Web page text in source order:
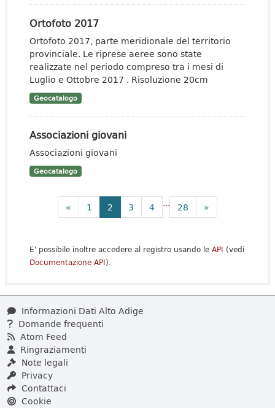
Ortofoto 2017
Ortofoto 2017, parte meridionale del territorio
provinciale. Le riprese aeree sono state
realizzate nel periodo compreso tra i mesi di
Luglio e Ottobre 2017 . Risoluzione 20cm
Geocatalogo
Associazioni giovani
Associazioni giovani
Geocatalogo
« 1 2 3 4 ... 28 »
E' possibile inoltre accedere al registro usando le API (vedi
Documentazione API).
Informazioni Dati Alto Adige
Domande frequenti
Atom Feed
Ringraziamenti
Note legali
Privacy
Contattaci
Cookie